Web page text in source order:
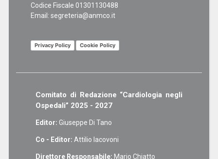
Codice Fiscale 01301130488
Email: segreteria@anmco.it
Privacy Policy Cookie Policy
Comitato di Redazione “Cardiologia negli
Ospedali” 2025 - 2027
Editor: Giuseppe Di Tano
Co - Editor: Attilio Iacovoni
Direttore Responsabile: Mario Chiatto